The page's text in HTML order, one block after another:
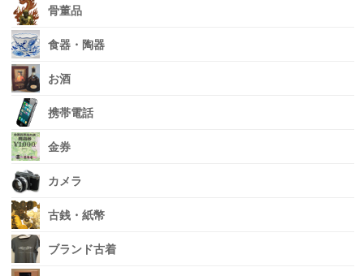
骨董品
食器・陶器
お酒
携帯電話
金券
カメラ
古銭・紙幣
ブランド古着